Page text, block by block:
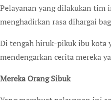
Pelayanan yang dilakukan tim
menghadirkan rasa dihargai
Di tengah hiruk-pikuk ibu kota
mendengarkan cerita mereka
Mereka Orang Sibuk